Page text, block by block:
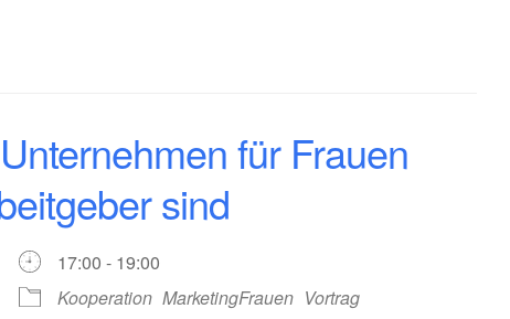
für Frauen
sind
17:00 - 19:00
Kooperation MarketingFrauen Vortrag